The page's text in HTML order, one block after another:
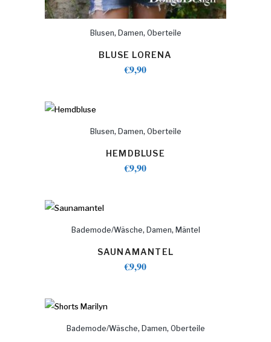
Blusen, Damen, Oberteile
BLUSE LORENA
€9,90
Blusen, Damen, Oberteile
HEMDBLUSE
€9,90
Bademode/Wäsche, Damen, Mäntel
SAUNAMANTEL
€9,90
Bademode/Wäsche, Damen, Oberteile